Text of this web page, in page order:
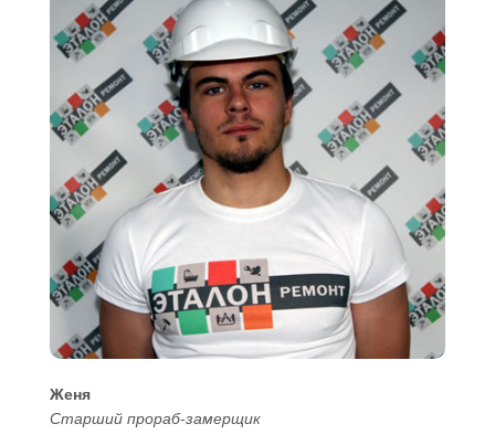
Женя
Старший прораб-замерщик